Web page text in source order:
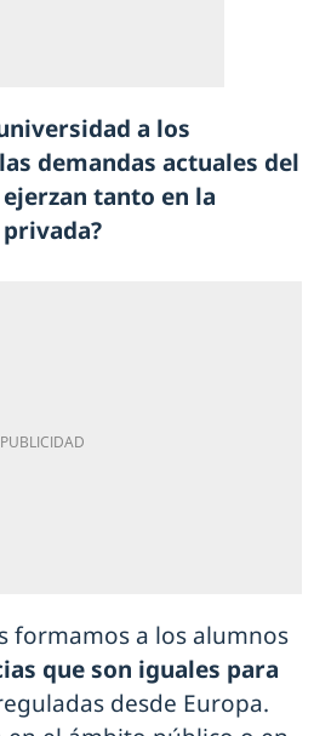
a los
demandas actuales del
tanto en la
formamos a los alumnos
que son iguales para
desde Europa.